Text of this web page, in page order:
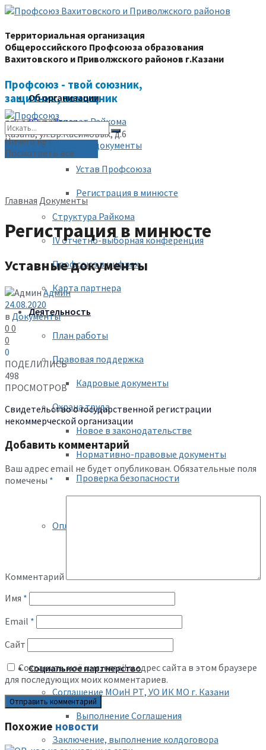
Территориальная организация
Общероссийского Профсоюза образования
Вахитовского и Приволжского районов г.Казани
Профсоюз - твой союзник,
защитник, помощник
prk-ed@yandex.ru
Казань, ул.Бр.Касимовых, д.6
(843) 228-68-80
Об организации
Аппарат Райкома
Уставные документы
Устав Профсоюза
Регистрация в минюсте
Структура Райкома
IV отчетно-выборная конференция
Профсоюз в цифрах
Карта партнера
Деятельность
План работы
Правовая поддержка
Кадровые документы
Охрана труда
Новое в законодательстве
Нормативно-правовые документы
Проверка безопасности
Оплата труда
Социальное партнерство
Соглашение МОиН РТ, УО ИК МО г. Казани
Выполнение Соглашения
Заключение, выполнение колдоговора
Ничего нет
Посмотреть все
Главная Документы
Регистрация в минюсте
Уставные документы
Админ
24.08.2020
в Документы
0 0
0
0
ПОДЕЛИЛИСЬ
498
ПРОСМОТРОВ
Свидетельство о государственной регистрации
некоммерческой организации
Добавить комментарий
Ваш адрес email не будет опубликован. Обязательные поля
помечены *
Комментарий
Имя *
Email *
Сайт
Сохранить моё имя, email и адрес сайта в этом браузере
для последующих моих комментариев.
Похожие новости